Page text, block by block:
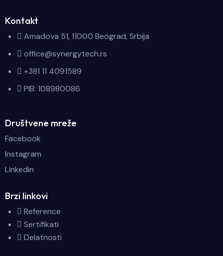
Kontakt
Amadova 51, 11000 Beograd, Srbija
office@synergytech.rs
+381 11 4091589
PIB: 108980086
Društvene mreže
Facebook
Instagram
Linkedin
Brzi linkovi
Reference
Sertifikati
Delatnosti